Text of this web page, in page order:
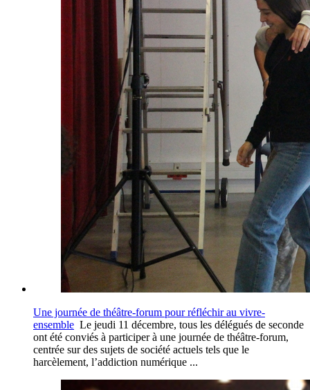
Une journée de théâtre-forum pour réfléchir au vivre-
ensemble Le jeudi 11 décembre, tous les délégués de seconde
ont été conviés à participer à une journée de théâtre-forum,
centrée sur des sujets de société actuels tels que le
harcèlement, l’addiction numérique ...